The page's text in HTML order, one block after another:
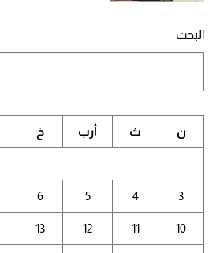
البحث
ن ث أرب خ
3
4
5
6
10
11
12
13